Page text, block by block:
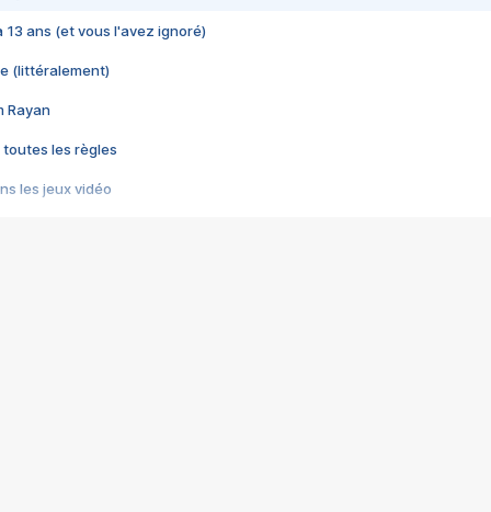
13 ans (et vous l'avez ignoré)
(littéralement)
Rayan
toutes les règles
les jeux vidéo